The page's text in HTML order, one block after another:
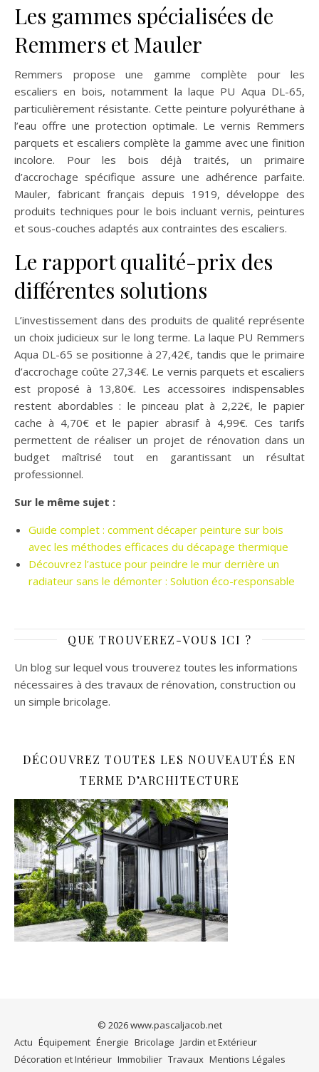
Les gammes spécialisées de
Remmers et Mauler
Remmers propose une gamme complète pour les
escaliers en bois, notamment la laque PU Aqua DL-65,
particulièrement résistante. Cette peinture polyuréthane à
l’eau offre une protection optimale. Le vernis Remmers
parquets et escaliers complète la gamme avec une finition
incolore. Pour les bois déjà traités, un primaire
d’accrochage spécifique assure une adhérence parfaite.
Mauler, fabricant français depuis 1919, développe des
produits techniques pour le bois incluant vernis, peintures
et sous-couches adaptés aux contraintes des escaliers.
Le rapport qualité-prix des
différentes solutions
L’investissement dans des produits de qualité représente
un choix judicieux sur le long terme. La laque PU Remmers
Aqua DL-65 se positionne à 27,42€, tandis que le primaire
d’accrochage coûte 27,34€. Le vernis parquets et escaliers
est proposé à 13,80€. Les accessoires indispensables
restent abordables : le pinceau plat à 2,22€, le papier
cache à 4,70€ et le papier abrasif à 4,99€. Ces tarifs
permettent de réaliser un projet de rénovation dans un
budget maîtrisé tout en garantissant un résultat
professionnel.
Sur le même sujet :
Guide complet : comment décaper peinture sur bois
avec les méthodes efficaces du décapage thermique
Découvrez l’astuce pour peindre le mur derrière un
radiateur sans le démonter : Solution éco-responsable
QUE TROUVEREZ-VOUS ICI ?
Un blog sur lequel vous trouverez toutes les informations
nécessaires à des travaux de rénovation, construction ou
un simple bricolage.
DÉCOUVREZ TOUTES LES NOUVEAUTÉS EN
TERME D’ARCHITECTURE
© 2026www.pascaljacob.net
Actu Équipement Énergie Bricolage Jardin et Extérieur
Décoration et Intérieur Immobilier Travaux Mentions Légales